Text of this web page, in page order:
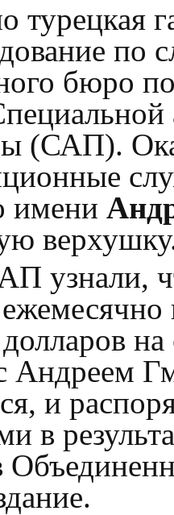
турецкая
по
бюро
(САП).
имени
узнали,
Андреем
и
в